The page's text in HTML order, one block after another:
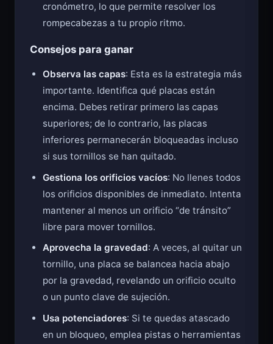
cronómetro, lo que permite resolver los
rompecabezas a tu propio ritmo.
Consejos para ganar
Observa las capas: Esta es la estrategia más
importante. Identifica qué placas están
encima. Debes retirar primero las capas
superiores; de lo contrario, las placas
inferiores permanecerán bloqueadas incluso
si sus tornillos se han quitado.
Gestiona los orificios vacíos: No llenes todos
los orificios disponibles de inmediato. Intenta
mantener al menos un orificio “de tránsito”
libre para mover tornillos.
Aprovecha la gravedad: A veces, al quitar un
tornillo, una placa se balancea hacia abajo
por la gravedad, revelando un orificio oculto
o un punto clave de sujeción.
Usa potenciadores: Si te quedas atascado
en un bloqueo, emplea pistas o herramientas